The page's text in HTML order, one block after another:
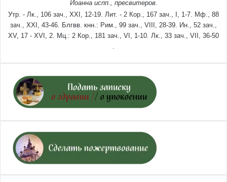
Иоаннаиспп., пресвитеров.
Утр. - Лк., 106 зач., XXI, 12-19. Лит. - 2 Кор., 167 зач., I, 1-7. Мф., 88
зач., XXI, 43-46. Блгвв. кнн.: Рим., 99 зач., VIII, 28-39. Ин., 52 зач.,
XV, 17 - XVI, 2. Мц.: 2 Кор., 181 зач., VI, 1-10. Лк., 33 зач., VII, 36-50